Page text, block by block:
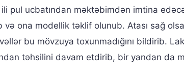
pul ucbatından məktəbimdən imtina
ona modellik təklif olunub. Atası sağ
bu mövzuya toxunmadığını bildirib.
təhsilini davam etdirib, bir yandan da